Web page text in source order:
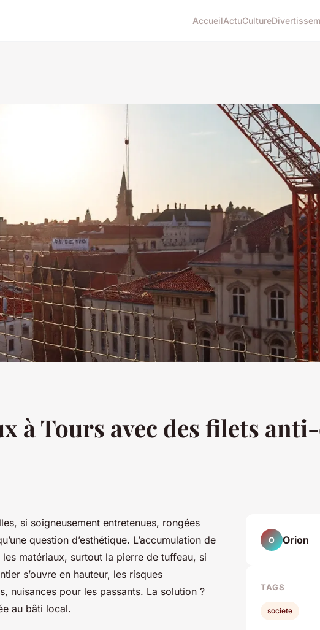
AccueilActuCulture
à Tours avec des filets
si soigneusement entretenues, rongées
question d’esthétique. L’accumulation de
matériaux, surtout la pierre de tuffeau, si
s’ouvre en hauteur, les risques
nuisances pour les passants. La solution ?
au bâti local.
O Orion
TAGS
societe